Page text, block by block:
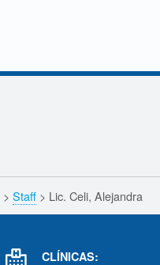
> Staff > Lic. Celi, Alejandra
CLÍNICAS: